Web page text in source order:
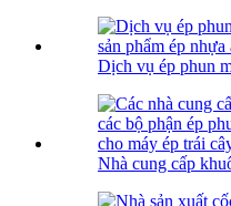
Dịch vụ ép phun
Nhà cung cấp